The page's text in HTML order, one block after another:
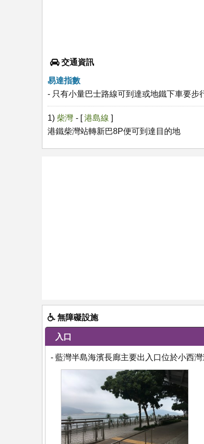
交通資訊
易達指數
- 只有小量巴士路線可到達或地鐵下車要步
1) 柴灣 - [港島線 ]
港鐵柴灣站轉新巴8P便可到達目的地
無障礙設施
入口
- 藍灣半島海濱長廊主要出入口位於小西